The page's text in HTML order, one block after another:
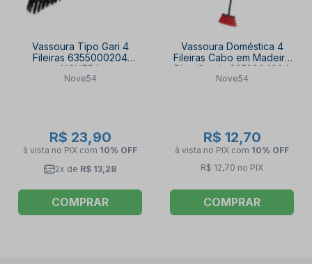
Vassoura Tipo Gari 4
Fileiras 6355000204
NOVE54
Nove54
R$ 23,90
à vista no PIX com 10% OFF
2x de R$ 13,28
COMPRAR
Vassoura Doméstica 4
Fileiras Cabo em Madeira
Plastificada 6352004004
NOVE54
Nove54
R$ 12,70
à vista no PIX com 10% OFF
R$ 12,70 no PIX
COMPRAR